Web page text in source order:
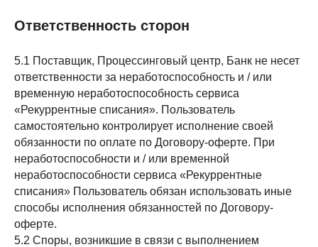
Ответственность сторон
5.1 Поставщик, Процессинговый центр, Банк не несет
ответственности за неработоспособность и / или
временную неработоспособность сервиса
«Рекуррентные списания». Пользователь
самостоятельно контролирует исполнение своей
обязанности по оплате по Договору-оферте. При
неработоспособности и / или временной
неработоспособности сервиса «Рекуррентные
списания» Пользователь обязан использовать иные
способы исполнения обязанностей по Договору-
оферте.
5.2 Споры, возникшие в связи с выполнением